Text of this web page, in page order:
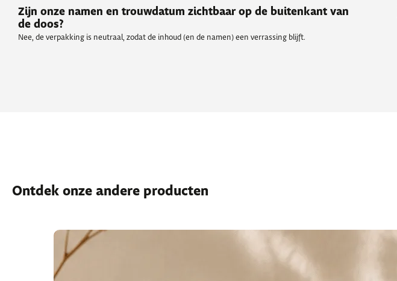
Zijn onze namen en trouwdatum zichtbaar op de buitenkant van
de doos?
Nee, de verpakking is neutraal, zodat de inhoud (en de namen) een verrassing blijft.
Ontdek onze andere producten